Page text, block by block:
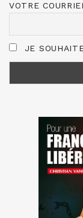
VOTRE COURRIEL
JE